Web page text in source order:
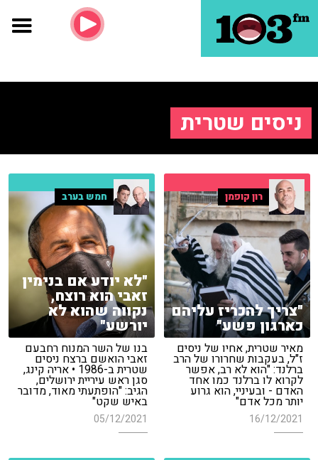
ניסים שטרית
רון קופמן
"צריך להכריז עליהם
כארגון פשע"
מאיר שטרית, אחיו של ניסים
ז"ל, בעקבות שחרורו של הרב
ברלנד: "הוא לא רב, אפשר
לקרוא לו ברלנד כמו אחד
האדם - ובעיניי, הוא גרוע
יותר מכל אדם"
16/12/2021
חמש בערב
"לא יודע אם בנימין
זאבי הוא רוצח,
נקווה שהוא לא
יורשע"
בנו של השר המנוח רחבעם
זאבי הואשם ברצח ניסים
שטרית ב-1986 • אריה קינג,
סגן ראש עיריית ירושלים,
הגיב: "הופתעתי מאוד, מדובר
באיש שקט"
05/12/2021